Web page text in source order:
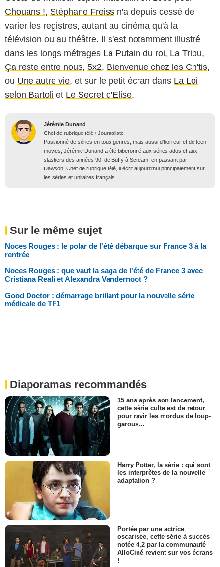
Chouans !, Stéphane Freiss n'a depuis cessé de
varier les registres, autant au cinéma qu'à la
télévision ou au théâtre. Il s'est notamment illustré
dans les longs métrages La Putain du roi, La Tribu,
Ça reste entre nous, 5x2, Bienvenue chez les Ch'tis,
ou Une autre vie, et sur le petit écran dans La Loi
selon Bartoli et Le Secret d'Elise.
Jérémie Dunand
Chef de rubrique télé / Journaliste
Passionné de séries en tous genres, mais aussi d'horreur et de teen
movies, Jérémie Dunand a été biberonné aux séries ados et aux
slashers des années 90, de Buffy à Scream, en passant par
Dawson. Chef de rubrique télé, il écrit aujourd'hui principalement sur
les séries et unitaires français.
Sur le même sujet
Noces Rouges : le polar de l'été débarque sur France 3 à la
rentrée
Noces Rouges : que vaut la saga de l'été de France 3 avec
Cristiana Reali et Alexandra Vandernoot ?
Good Doctor : démarrage brillant pour la nouvelle série
médicale de TF1
Diaporamas recommandés
15 ans après son lancement,
cette série culte est de retour
pour ravir les mordus de loup-
garous…
Harry Potter, la série : qui sont
les interprètes de la nouvelle
adaptation ?
Portée par une actrice
oscarisée, cette série à succès
notée 4,2 par la communauté
AlloCiné revient sur vos écrans
!